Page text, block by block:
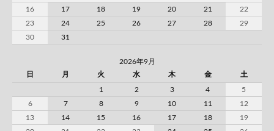
16
17 18 19 20 21
22
23
24 25 26 27 28
29
30
31
2026年9月
日
月 火 水 木 金 土
1 2 3 4
5
6
7 8 9 10 11
12
13
14 15 16 17 18
19